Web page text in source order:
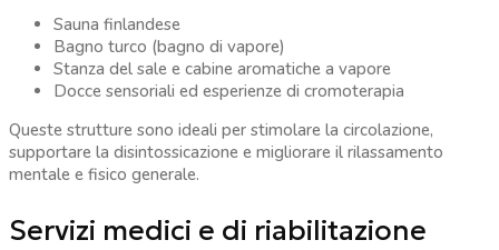
Sauna finlandese
Bagno turco (bagno di vapore)
Stanza del sale e cabine aromatiche a vapore
Docce sensoriali ed esperienze di cromoterapia
Queste strutture sono ideali per stimolare la circolazione,
supportare la disintossicazione e migliorare il rilassamento
mentale e fisico generale.
Servizi medici e di riabilitazione